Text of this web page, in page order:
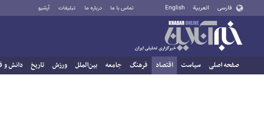
فارسی العربية English تماس با ما درباره ما تبلیغات آرشیو
صفحه اصلی سیاست اقتصاد فرهنگ جامعه بین‌الملل ورزش تاریخ دانش و